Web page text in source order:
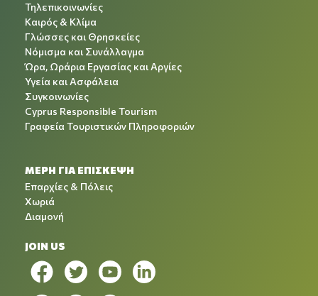
Τηλεπικοινωνίες
Καιρός & Κλίμα
Γλώσσες και Θρησκείες
Νόμισμα και Συνάλλαγμα
Ώρα, Ωράρια Εργασίας και Αργίες
Υγεία και Ασφάλεια
Συγκοινωνίες
Cyprus Responsible Tourism
Γραφεία Τουριστικών Πληροφοριών
ΜΕΡΗ ΓΙΑ ΕΠΙΣΚΕΨΗ
Επαρχίες & Πόλεις
Χωριά
Διαμονή
JOIN US